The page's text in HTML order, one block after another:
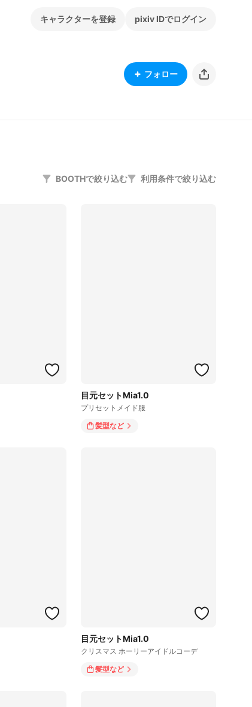
キャラクターを登録 pixiv IDでログイン
フォロー
BOOTHで絞り込む 利用条件で絞り込む
目元セットMia1.0
プリセットメイド服
髪型など
目元セットMia1.0
クリスマス ホーリーアイドルコーデ
髪型など